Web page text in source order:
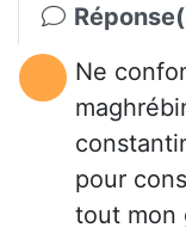
Ne
pour
tout mon